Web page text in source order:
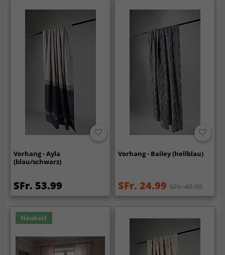
Vorhang - Ayla
(blau/schwarz)
SFr. 53.99
Vorhang - Bailey (hellblau)
SFr. 24.99 SFr. 48.99
Neuheit